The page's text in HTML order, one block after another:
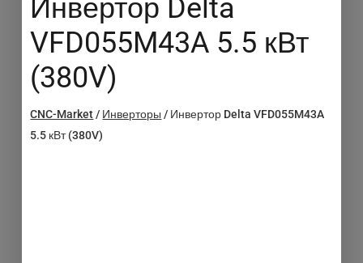
Инвертор Delta
VFD055M43A 5.5 кВт
(380V)
CNC-Market/ Инверторы / Инвертор Delta VFD055M43A
5.5 кВт (380V)